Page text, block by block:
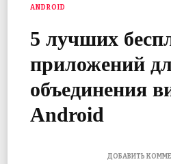
ANDROID
5 лучших
приложений
объединения
Android
ДОБАВИТЬ